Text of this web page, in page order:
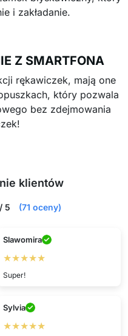
i zakładanie.
Z SMARTFONA
rękawiczek, mają one
który pozwala
bez zdejmowania
klientów
5 (71 oceny)
Slawomira
★★★★★
Super!
Sylvia
★★★★★